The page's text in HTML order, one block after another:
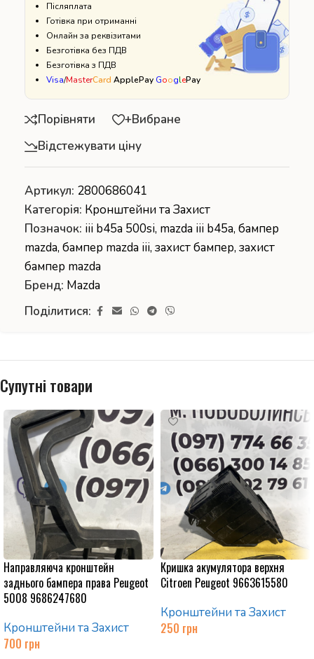
Післяплата
Готівка при отриманні
Онлайн за реквізитами
Безготівка без ПДВ
Безготівка з ПДВ
Visa/MasterCard ApplePay GooglePay
Порівняти
+Вибране
Відстежувати ціну
Артикул: 2800686041
Категорія: Кронштейни та Захист
Позначок: iii b45a 500si, mazda iii b45a, бампер
mazda, бампер mazda iii, захист бампер, захист
бампер mazda
Бренд: Mazda
Поділитися:
Супутні товари
Направляюча кронштейн
заднього бампера права Peugeot
5008 9686247680
Кронштейни та Захист
700 грн
Кришка акумулятора верхня
Citroen Peugeot 9663615580
Кронштейни та Захист
250 грн